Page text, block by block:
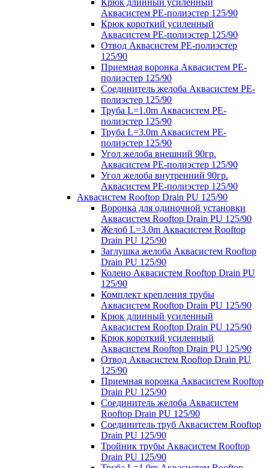
Крюк длинный усиленный
Аквасистем PE-полиэстер 125/90
Крюк короткий усиленный
Аквасистем PE-полиэстер 125/90
Отвод Аквасистем РЕ-полиэстер
125/90
Приемная воронка Аквасистем PE-
полиэстер 125/90
Соединитель желоба Аквасистем PE-
полиэстер 125/90
Труба L=1.0m Аквасистем PE-
полиэстер 125/90
Труба L=3.0m Аквасистем PE-
полиэстер 125/90
Угол желоба внешний 90гр.
Аквасистем PE-полиэстер 125/90
Угол желоба внутренний 90гр.
Аквасистем PE-полиэстер 125/90
Аквасистем Rooftop Drain PU 125/90
Воронка для одиночной установки
Аквасистем Rooftop Drain PU 125/90
Желоб L=3.0m Аквасистем Rooftop
Drain PU 125/90
Заглушка желоба Аквасистем Rooftop
Drain PU 125/90
Колено Аквасистем Rooftop Drain PU
125/90
Комплект крепления трубы
Аквасистем Rooftop Drain PU 125/90
Крюк длинный усиленный
Аквасистем Rooftop Drain PU 125/90
Крюк короткий усиленный
Аквасистем Rooftop Drain PU 125/90
Отвод Аквасистем Rooftop Drain PU
125/90
Приемная воронка Аквасистем Rooftop
Drain PU 125/90
Соединитель желоба Аквасистем
Rooftop Drain PU 125/90
Соединитель труб Аквасистем Rooftop
Drain PU 125/90
Тройник трубы Аквасистем Rooftop
Drain PU 125/90